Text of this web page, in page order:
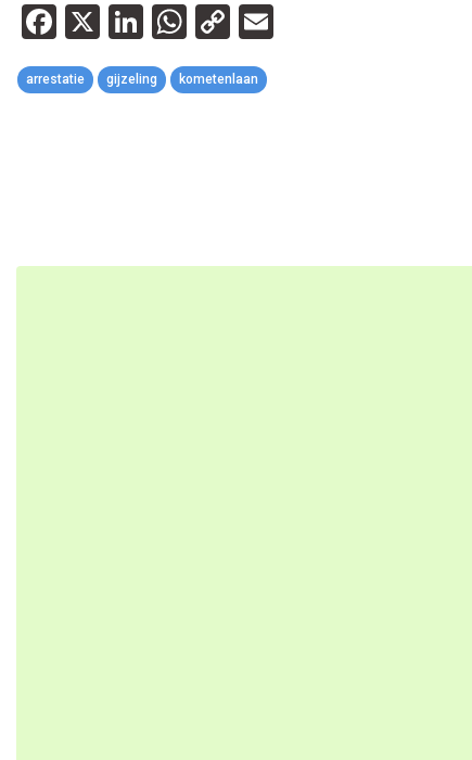
Facebook
X LinkedIn
WhatsApp
Copy
Link
arrestatie gijzeling kometenlaan